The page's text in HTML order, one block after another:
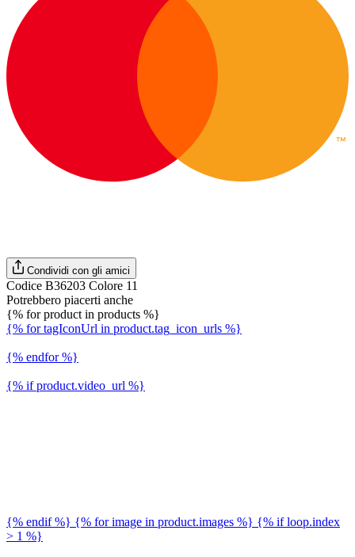
Condividi con gli amici
Codice B36203 Colore 11
Potrebbero piacerti anche
{% for product in products %}
{% for tagIconUrl in product.tag_icon_urls %}
{% endfor %}
{% if product.video_url %}
{% endif %} {% for image in product.images %} {% if loop.index
> 1 %}